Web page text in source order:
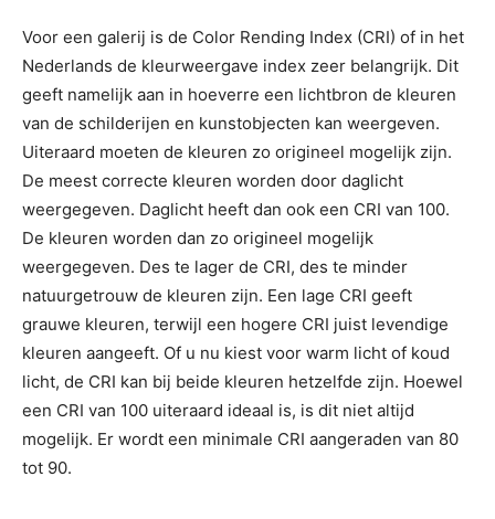
Voor een galerij is de Color Rending Index (CRI) of in het
Nederlands de kleurweergave index zeer belangrijk. Dit
geeft namelijk aan in hoeverre een lichtbron de kleuren
van de schilderijen en kunstobjecten kan weergeven.
Uiteraard moeten de kleuren zo origineel mogelijk zijn.
De meest correcte kleuren worden door daglicht
weergegeven. Daglicht heeft dan ook een CRI van 100.
De kleuren worden dan zo origineel mogelijk
weergegeven. Des te lager de CRI, des te minder
natuurgetrouw de kleuren zijn. Een lage CRI geeft
grauwe kleuren, terwijl een hogere CRI juist levendige
kleuren aangeeft. Of u nu kiest voor warm licht of koud
licht, de CRI kan bij beide kleuren hetzelfde zijn. Hoewel
een CRI van 100 uiteraard ideaal is, is dit niet altijd
mogelijk. Er wordt een minimale CRI aangeraden van 80
tot 90.